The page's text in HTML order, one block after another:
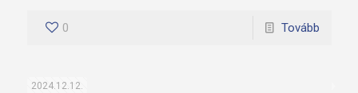
0 Tovább
2024.12.12.